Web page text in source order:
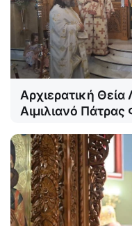
Αρχιερατική Θεία
Αιμιλιανό